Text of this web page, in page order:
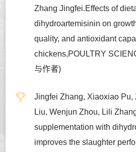
Zhang Jingfei.Effects of
dihydroartemisinin on
quality, and antioxidant
chickens,POULTRY
与作者)
Jingfei Zhang, Xiaoxiao Pu,
Liu, Wenjun Zhou, Lili
supplementation with
improves the slaughter